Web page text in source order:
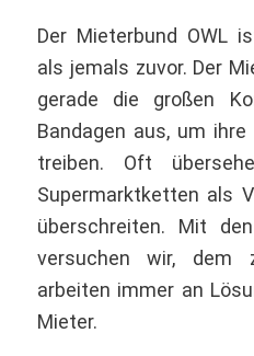
Der Mieterbund OWL
als jemals zuvor. Der
gerade die großen
Bandagen aus, um
treiben. Oft
Supermarktketten als
überschreiten. Mit
versuchen wir, dem
arbeiten immer an
Mieter.